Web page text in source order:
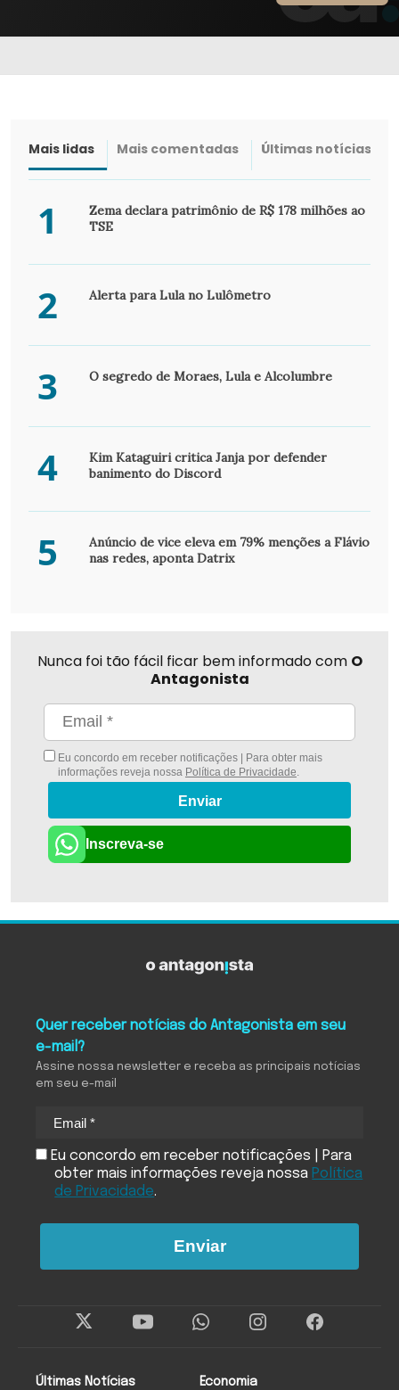
Mais lidas Mais comentadas Últimas notícias
1
Zema declara patrimônio de R$ 178 milhões ao
TSE
2 Alerta para Lula no Lulômetro
3 O segredo de Moraes, Lula e Alcolumbre
4
Kim Kataguiri critica Janja por defender
banimento do Discord
5
Anúncio de vice eleva em 79% menções a Flávio
nas redes, aponta Datrix
Nunca foi tão fácil ficar bem informado com O
Antagonista
Eu concordo em receber notificações | Para obter mais
informações reveja nossa Política de Privacidade.
Enviar
Inscreva-se
Últimas Notícias Economia
Quer receber notícias do Antagonista em seu
e-mail?
Assine nossa newsletter e receba as principais notícias
em seu e-mail
Eu concordo em receber notificações | Para
obter mais informações reveja nossa Política
de Privacidade.
Enviar